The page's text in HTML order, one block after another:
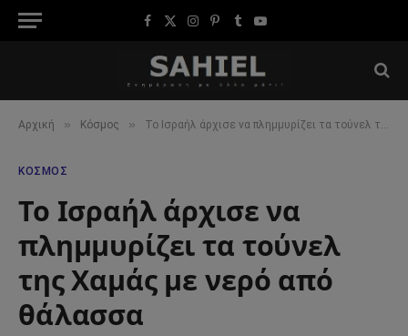
Facebook
X
Instagram
Pinterest
TumblrYouTube
Αρχική » Κόσμος » Το Ισραήλ άρχισε να πλημμυρίζει τα τούνελ της Χαμάς με νερό από θάλασσα
ΚΌΣΜΟΣ
Το Ισραήλ άρχισε να
πλημμυρίζει τα τούνελ
της Χαμάς με νερό από
θάλασσα